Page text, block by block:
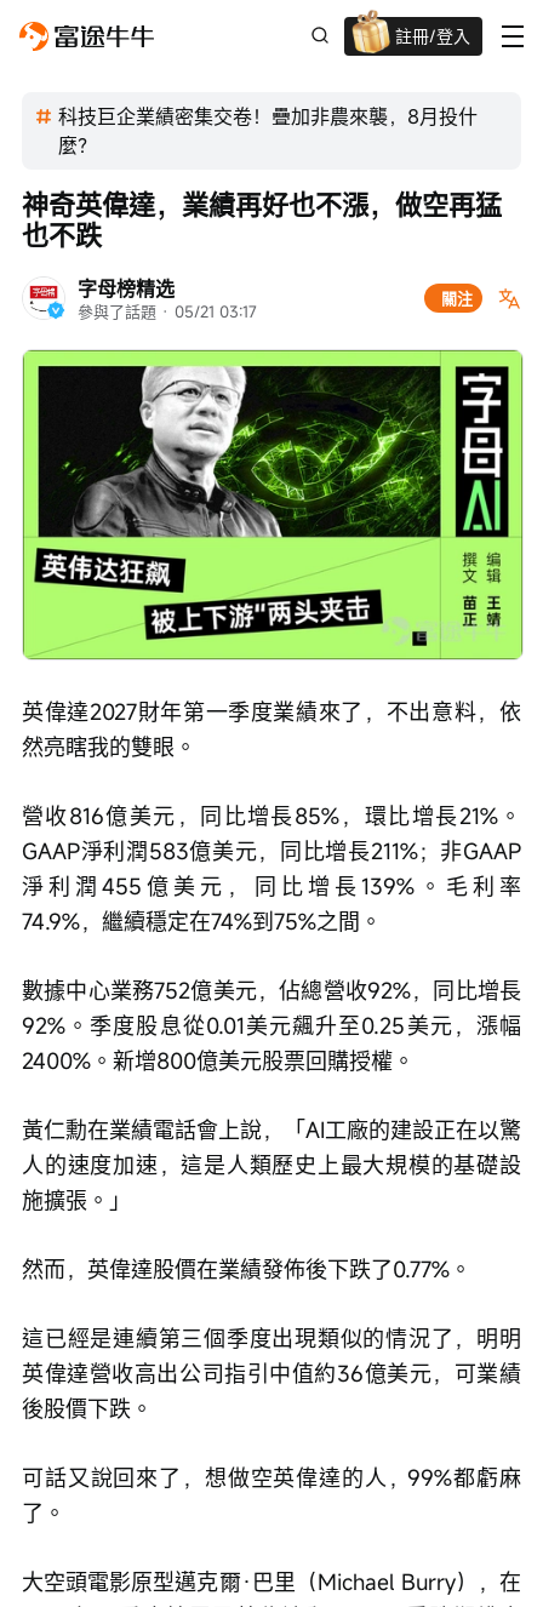
註冊/登入
高達過千蚊獎賞
科技巨企業績密集交卷！疊加非農來襲，8月投什
麼？
字母榜精选
參與了話題 · 05/21 03:17
關注
神奇英偉達，業績再好也不漲，做空再猛
也不跌
英偉達2027財年第一季度業績來了，不出意料，依
然亮瞎我的雙眼。
營收816億美元，同比增長85%，環比增長21%。
GAAP淨利潤583億美元，同比增長211%；非GAAP
淨利潤455億美元，同比增長139%。毛利率
74.9%，繼續穩定在74%到75%之間。
數據中心業務752億美元，佔總營收92%，同比增長
92%。季度股息從0.01美元飆升至0.25美元，漲幅
2400%。新增800億美元股票回購授權。
黃仁勳在業績電話會上說，「AI工廠的建設正在以驚
人的速度加速，這是人類歷史上最大規模的基礎設
施擴張。」
然而，英偉達股價在業績發佈後下跌了0.77%。
這已經是連續第三個季度出現類似的情況了，明明
英偉達營收高出公司指引中值約36億美元，可業績
後股價下跌。
可話又說回來了，想做空英偉達的人，99%都虧麻
了。
大空頭電影原型邁克爾·巴里（Michael Burry），在